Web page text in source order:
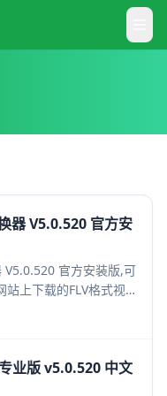
器 V5.0.520 官方安
V5.0.520 官方安装版,可
上下载的FLV格式视频
（f4v转换mp4...
业版 v5.0.520 中文